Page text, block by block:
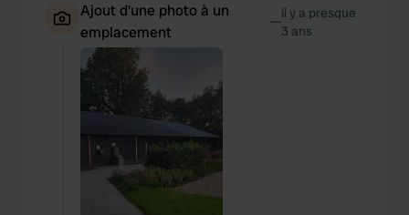
Ajout d'une photo à un
emplacement
—il y a presque
3 ans